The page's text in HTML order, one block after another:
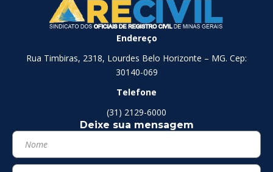
Endereço
Rua Timbiras, 2318, Lourdes Belo Horizonte – MG. Cep:
30140-069
Telefone
(31) 2129-6000
Deixe sua mensagem